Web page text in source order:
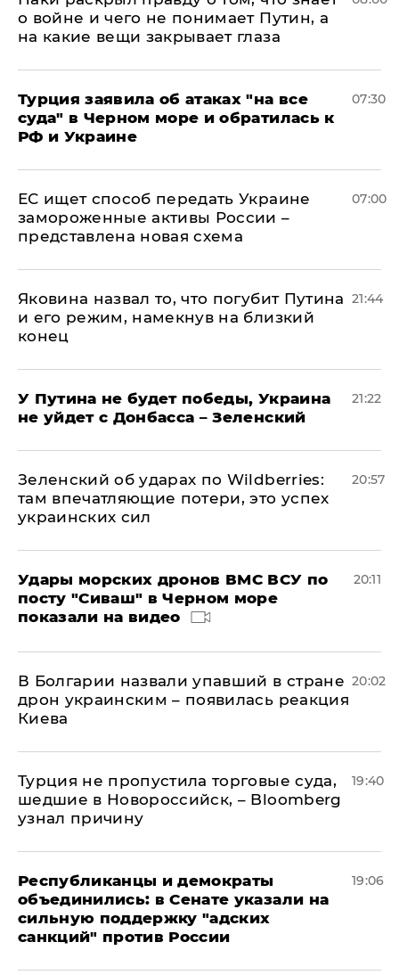
о войне и чего не понимает Путин, а
на какие вещи закрывает глаза
Турция заявила об атаках "на все
суда" в Черном море и обратилась к
РФ и Украине
07:30
ЕС ищет способ передать Украине
замороженные активы России –
представлена новая схема
07:00
Яковина назвал то, что погубит Путина
и его режим, намекнув на близкий
конец
21:44
У Путина не будет победы, Украина
не уйдет с Донбасса – Зеленский
21:22
Зеленский об ударах по Wildberries:
там впечатляющие потери, это успех
украинских сил
20:57
Удары морских дронов ВМС ВСУ по
посту "Сиваш" в Черном море
показали на видео
20:11
В Болгарии назвали упавший в стране
дрон украинским – появилась реакция
Киева
20:02
Турция не пропустила торговые суда,
шедшие в Новороссийск, – Bloomberg
узнал причину
19:40
Республиканцы и демократы
объединились: в Сенате указали на
сильную поддержку "адских
санкций" против России
19:06